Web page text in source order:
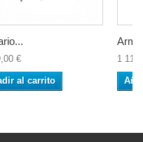
€
al carrito
1